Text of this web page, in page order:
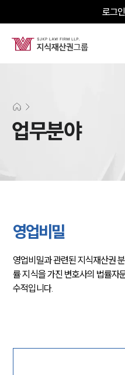
로그인
업무분야
영업비밀
영업비밀과 관련된 지식재산권
률 지식을 가진 변호사의 법률자
수적입니다.